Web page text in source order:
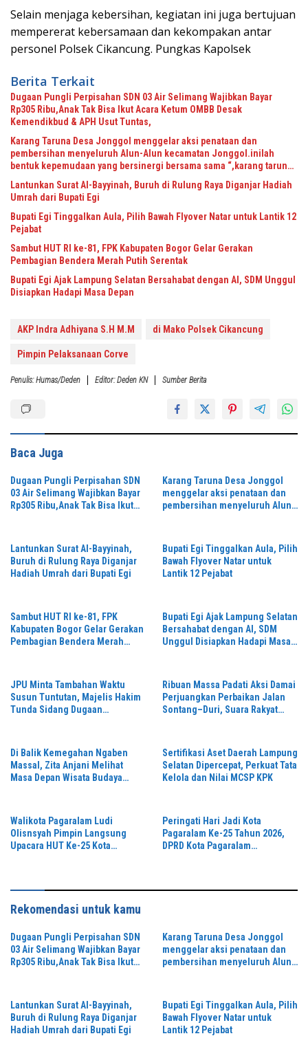
Selain menjaga kebersihan, kegiatan ini juga bertujuan
mempererat kebersamaan dan kekompakan antar
personel Polsek Cikancung. Pungkas Kapolsek
Berita Terkait
Dugaan Pungli Perpisahan SDN 03 Air Selimang Wajibkan Bayar
Rp305 Ribu,Anak Tak Bisa Ikut Acara Ketum OMBB Desak
Kemendikbud & APH Usut Tuntas,
Karang Taruna Desa Jonggol menggelar aksi penataan dan
pembersihan menyeluruh Alun-Alun kecamatan Jonggol.inilah
bentuk kepemudaan yang bersinergi bersama sama “,karang taruna
Lantunkan Surat Al-Bayyinah, Buruh di Rulung Raya Diganjar Hadiah
Umrah dari Bupati Egi
Bupati Egi Tinggalkan Aula, Pilih Bawah Flyover Natar untuk Lantik 12
Pejabat
Sambut HUT RI ke-81, FPK Kabupaten Bogor Gelar Gerakan
Pembagian Bendera Merah Putih Serentak
Bupati Egi Ajak Lampung Selatan Bersahabat dengan AI, SDM Unggul
Disiapkan Hadapi Masa Depan
AKP Indra Adhiyana S.H M.M di Mako Polsek Cikancung
Pimpin Pelaksanaan Corve
Penulis: Humas/deden Editor: Deden KN Sumber Berita
Baca Juga
Dugaan Pungli Perpisahan SDN
03 Air Selimang Wajibkan Bayar
Rp305 Ribu,Anak Tak Bisa Ikut
Tuntas,
Karang Taruna Desa Jonggol
menggelar aksi penataan dan
pembersihan menyeluruh Alun-
bersinergi bersama sama
“,karang taruna desa Jonggol
Jaya Jaya,”
Lantunkan Surat Al-Bayyinah,
Buruh di Rulung Raya Diganjar
Hadiah Umrah dari Bupati Egi
Bupati Egi Tinggalkan Aula, Pilih
Bawah Flyover Natar untuk
Lantik 12 Pejabat
Sambut HUT RI ke-81, FPK
Kabupaten Bogor Gelar Gerakan
Pembagian Bendera Merah
Bupati Egi Ajak Lampung Selatan
Bersahabat dengan AI, SDM
Unggul Disiapkan Hadapi Masa
JPU Minta Tambahan Waktu
Susun Tuntutan, Majelis Hakim
Tunda Sidang Dugaan
Ribuan Massa Padati Aksi Damai
Perjuangkan Perbaikan Jalan
Sontang–Duri, Suara Rakyat
Di Balik Kemegahan Ngaben
Massal, Zita Anjani Melihat
Masa Depan Wisata Budaya
Sertifikasi Aset Daerah Lampung
Selatan Dipercepat, Perkuat Tata
Kelola dan Nilai MCSP KPK
Walikota Pagaralam Ludi
Olisnsyah Pimpin Langsung
Upacara HUT Ke-25 Kota
Peringati Hari Jadi Kota
Pagaralam Ke-25 Tahun 2026,
DPRD Kota Pagaralam
Rekomendasi untuk kamu
Dugaan Pungli Perpisahan SDN
03 Air Selimang Wajibkan Bayar
Rp305 Ribu,Anak Tak Bisa Ikut
Tuntas,
Karang Taruna Desa Jonggol
menggelar aksi penataan dan
pembersihan menyeluruh Alun-
bersinergi bersama sama
“,karang taruna desa Jonggol
Jaya Jaya,”
Lantunkan Surat Al-Bayyinah,
Buruh di Rulung Raya Diganjar
Hadiah Umrah dari Bupati Egi
Bupati Egi Tinggalkan Aula, Pilih
Bawah Flyover Natar untuk
Lantik 12 Pejabat